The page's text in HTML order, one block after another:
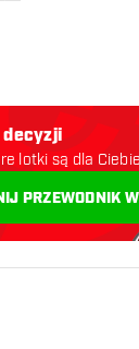
decyzji
lotki są dla
PRZEWODNIK